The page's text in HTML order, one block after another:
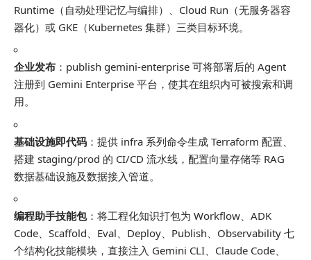
Runtime（自动处理记忆与编排）、Cloud Run（无服务器容
器化）或 GKE（Kubernetes 集群）三类目标环境。
企业发布 ： publish gemini-enterprise 可将部署后的 Agent
注册到 Gemini Enterprise 平台，使其在组织内可被搜索和调
用。
基础设施即代码 ：提供 infra 系列命令生成 Terraform 配置、
搭建 staging/prod 的 CI/CD 流水线，配置向量存储等 RAG
数据基础设施及数据接入管道。
编程助手技能包：将工程化知识打包为 Workflow、ADK
Code、Scaffold、Eval、Deploy、Publish、Observability 七
个结构化技能模块，直接注入 Gemini CLI、Claude Code、